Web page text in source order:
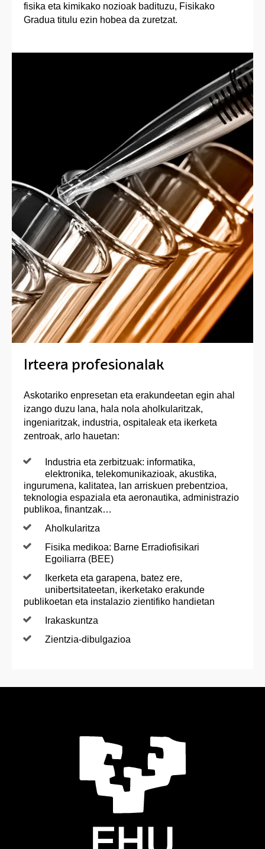
fisika eta kimikako nozioak badituzu, Fisikako
Gradua titulu ezin hobea da zuretzat.
Irteera profesionalak
Askotariko enpresetan eta erakundeetan egin ahal
izango duzu lana, hala nola aholkularitzak,
ingeniaritzak, industria, ospitaleak eta ikerketa
zentroak, arlo hauetan:
Industria eta zerbitzuak: informatika,
elektronika, telekomunikazioak, akustika,
ingurumena, kalitatea, lan arriskuen prebentzioa,
teknologia espaziala eta aeronautika, administrazio
publikoa, finantzak…
Aholkularitza
Fisika medikoa: Barne Erradiofisikari
Egoiliarra (BEE)
Ikerketa eta garapena, batez ere,
unibertsitateetan, ikerketako erakunde
publikoetan eta instalazio zientifiko handietan
Irakaskuntza
Zientzia-dibulgazioa